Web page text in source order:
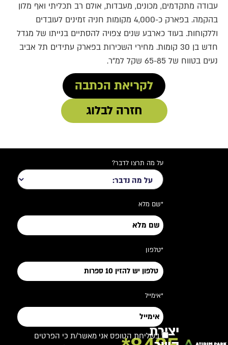
עבודה מתקדמים, מכונים, מעבדות, אולם רב תכליתי ואף מלון
בהקמה. בפארק כ-4,000 מקומות חניה זמינים לעובדים
וללקוחות. בעוד כארבע שנים צפויה להסתיים בנייתו של מגדל
חדש בן 30 קומות. מחירי השכירות בפארק עתידים תל אביב
נעים בטווח של 65-85 שקל למ"ר.
חזרה לבלוג
לקריאת הכתבה
יצירת
על מה תרצו לדבר?
*שם מלא
*טלפון
*אימייל
בשליחת הטופס אני מאשר/ת כי הפרטים